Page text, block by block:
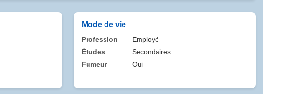
Mode de vie
Profession
Employé
Études
Secondaires
Fumeur
Oui